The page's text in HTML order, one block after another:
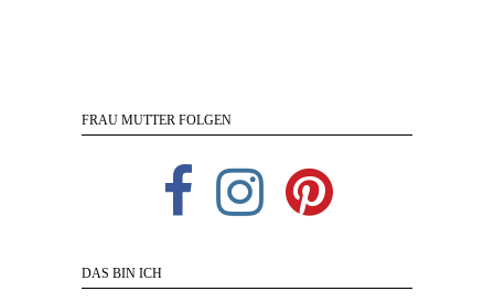
FRAU MUTTER FOLGEN
DAS BIN ICH